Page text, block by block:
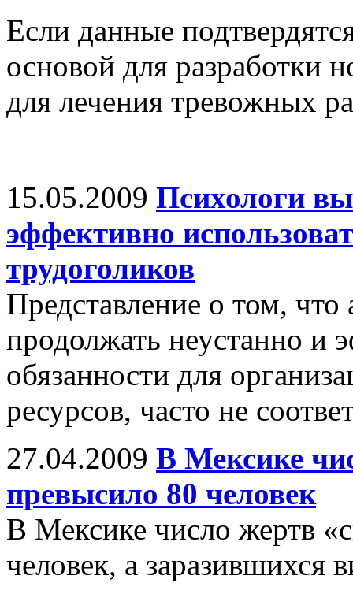
Если данные
основой для разработки
для лечения тревожных
15.05.2009 Психологи
эффективно
трудоголиков
Представление о том,
продолжать неустанно и
обязанности для
ресурсов, часто не
27.04.2009 В Мексике
превысило 80 человек
В Мексике число жертв
человек, а заразившихся